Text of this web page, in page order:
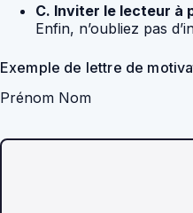
C. Inviter le lecteur à
Enfin, n’oubliez pas
Exemple de lettre de
Prénom Nom